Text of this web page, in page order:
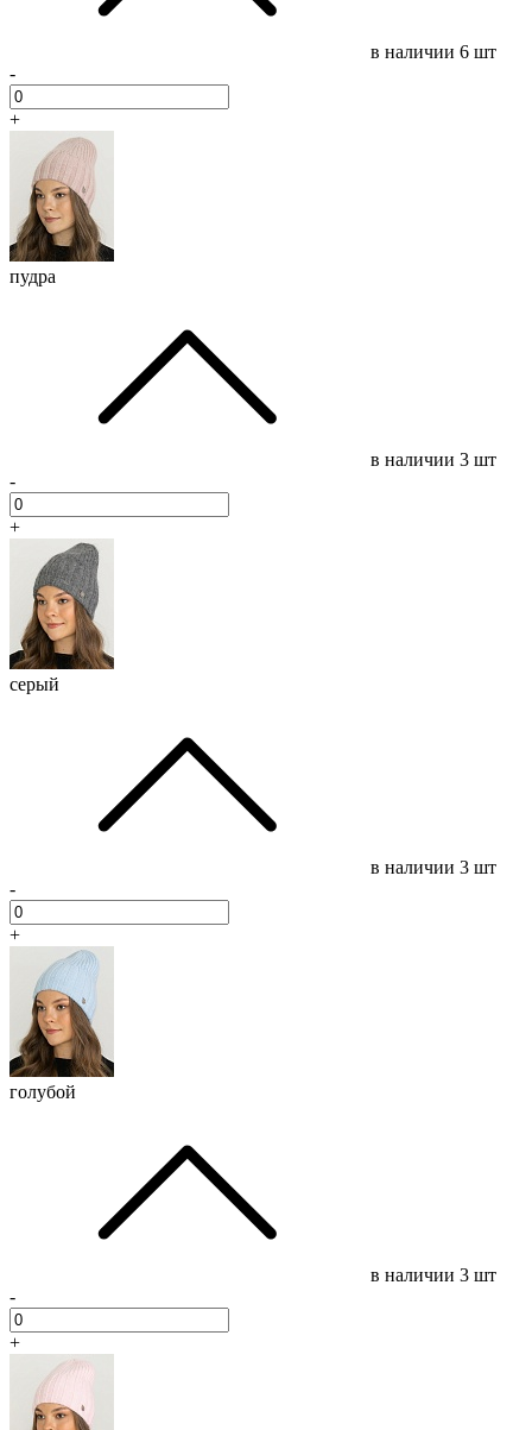
в наличии 6 шт
-
+
пудра
в наличии 3 шт
-
+
серый
в наличии 3 шт
-
+
голубой
в наличии 3 шт
-
+